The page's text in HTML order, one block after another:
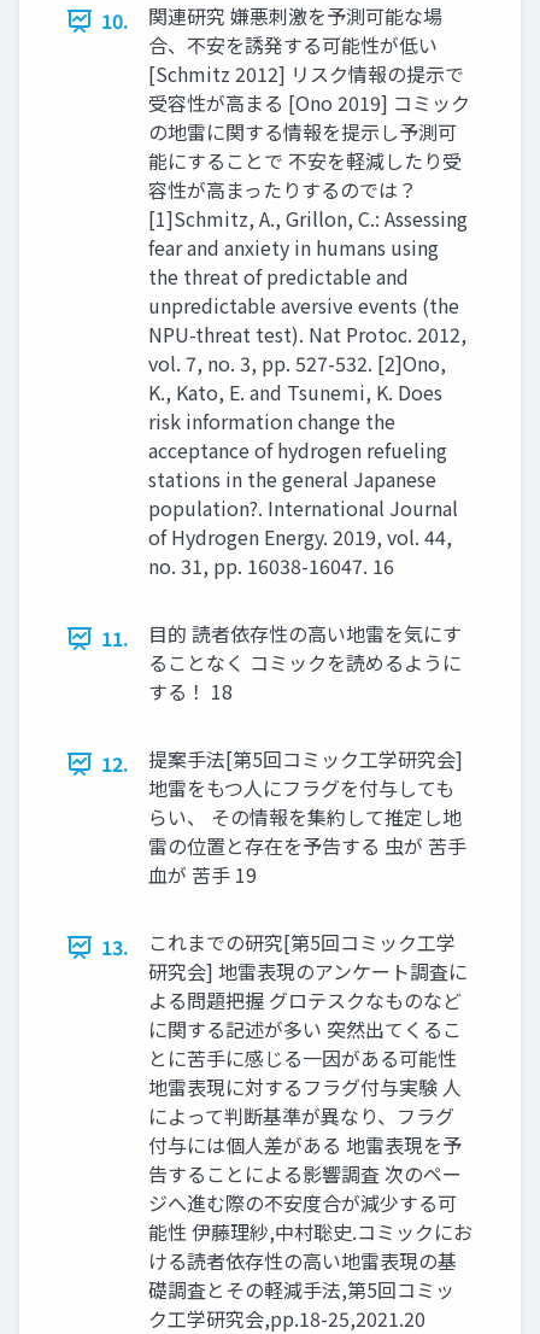
10.
関連研究 嫌悪刺激を予測可能な場
合、不安を誘発する可能性が低い
[Schmitz 2012] リスク情報の提示で
受容性が高まる [Ono 2019] コミック
の地雷に関する情報を提示し予測可
能にすることで 不安を軽減したり受
容性が高まったりするのでは？
[1]Schmitz, A., Grillon, C.: Assessing
fear and anxiety in humans using
the threat of predictable and
unpredictable aversive events (the
NPU-threat test). Nat Protoc. 2012,
vol. 7, no. 3, pp. 527-532. [2]Ono,
K., Kato, E. and Tsunemi, K. Does
risk information change the
acceptance of hydrogen refueling
stations in the general Japanese
population?. International Journal
of Hydrogen Energy. 2019, vol. 44,
no. 31, pp. 16038-16047. 16
11.
目的 読者依存性の高い地雷を気にす
ることなく コミックを読めるように
する！ 18
12.
提案手法[第5回コミック工学研究会]
地雷をもつ人にフラグを付与しても
らい、 その情報を集約して推定し地
雷の位置と存在を予告する 虫が 苦手
血が 苦手 19
13.
これまでの研究[第5回コミック工学
研究会] 地雷表現のアンケート調査に
よる問題把握 グロテスクなものなど
に関する記述が多い 突然出てくるこ
とに苦手に感じる一因がある可能性
地雷表現に対するフラグ付与実験 人
によって判断基準が異なり、フラグ
付与には個人差がある 地雷表現を予
告することによる影響調査 次のペー
ジへ進む際の不安度合が減少する可
能性 伊藤理紗,中村聡史.コミックにお
ける読者依存性の高い地雷表現の基
礎調査とその軽減手法,第5回コミッ
ク工学研究会,pp.18-25,2021.20